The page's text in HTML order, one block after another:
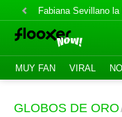
Fabiana Sevillano la
MUY FAN VIRAL
GLOBOS DE ORO